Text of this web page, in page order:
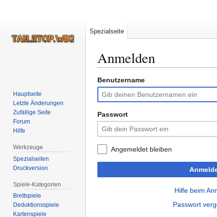
Anmelden
Zur
Navigation
springen
Zur
Suche
springen
Benutzername
Passwort
Angemeldet bleiben
Hilfe beim
Passwort
Spezialseite
Hauptseite
Letzte Änderungen
Zufällige Seite
Forum
Hilfe
Werkzeuge
Spezialseiten
Druckversion
Spiele-Kategorien
Brettspiele
Deduktionsspiele
Kartenspiele